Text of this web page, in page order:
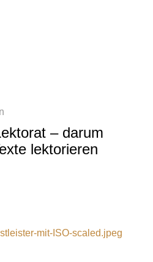
– darum
lektorieren